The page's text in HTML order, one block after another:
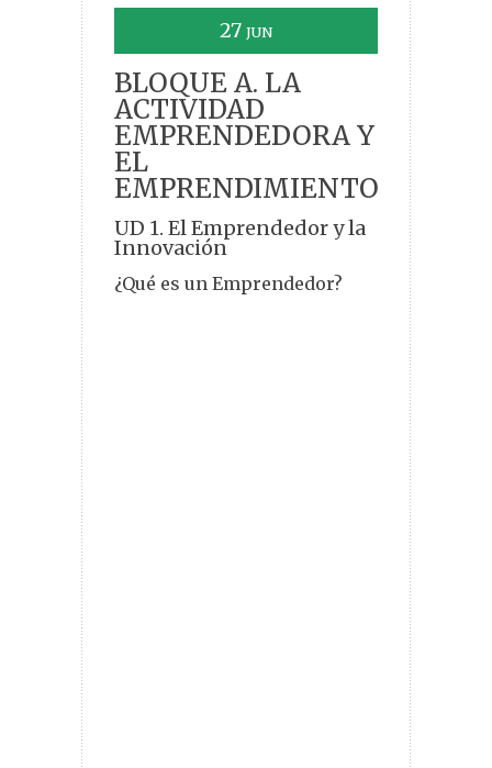
27 JUN
BLOQUE A. LA
ACTIVIDAD
EMPRENDEDORA Y
EL
EMPRENDIMIENTO
UD 1. El Emprendedor y la
Innovación
¿Qué es un Emprendedor?